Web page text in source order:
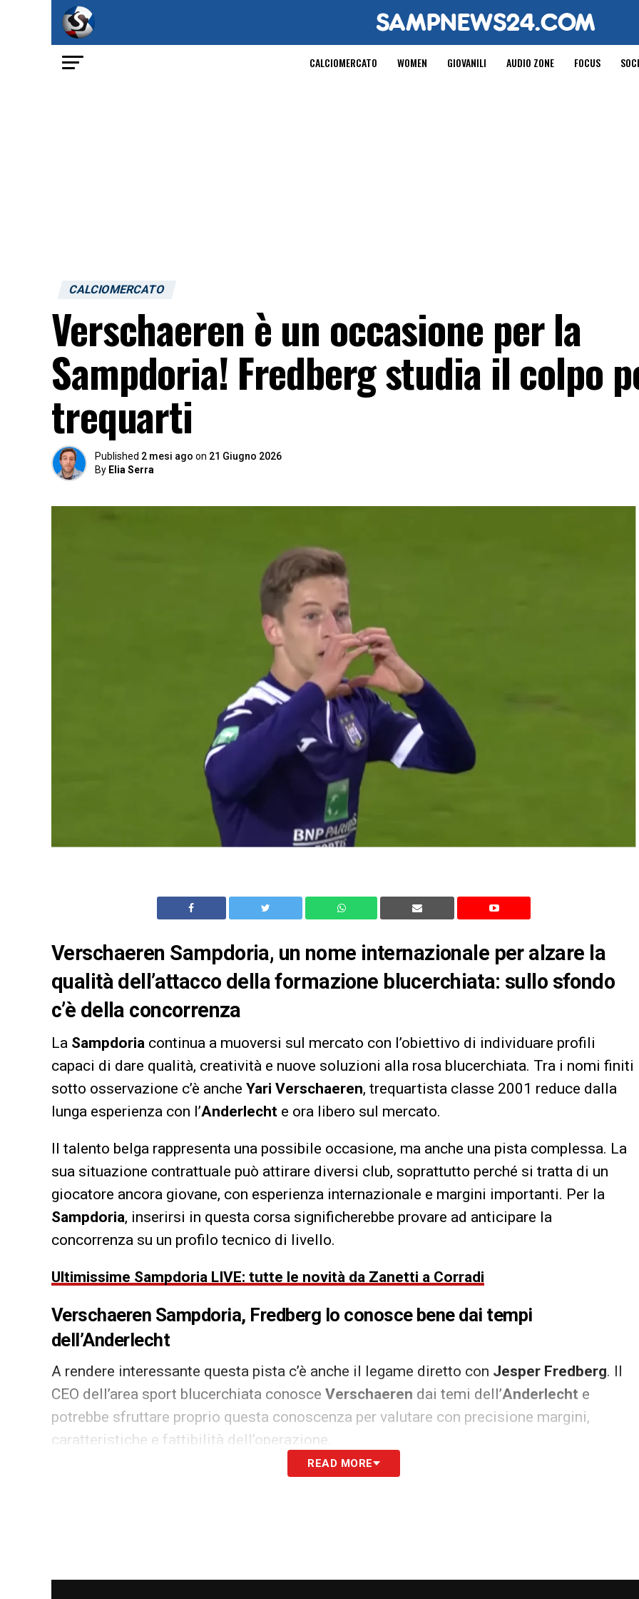
CALCIOMERCATO WOMEN GIOVANILI AUDIO ZONE FOCUS
CALCIOMERCATO
Verschaeren è un occasione per la
Sampdoria! Fredberg studia il colpo
trequarti
Published 2 mesi ago on 21 Giugno 2026
By Elia Serra
Verschaeren Sampdoria, un nome internazionale per alzare la
qualità dell’attacco della formazione blucerchiata: sullo sfondo
c’è della concorrenza
La Sampdoria continua a muoversi sul mercato con l’obiettivo di individuare profili
capaci di dare qualità, creatività e nuove soluzioni alla rosa blucerchiata. Tra i nomi finiti
sotto osservazione c’è anche Yari Verschaeren, trequartista classe 2001 reduce dalla
lunga esperienza con l’Anderlecht e ora libero sul mercato.
Il talento belga rappresenta una possibile occasione, ma anche una pista complessa. La
sua situazione contrattuale può attirare diversi club, soprattutto perché si tratta di un
giocatore ancora giovane, con esperienza internazionale e margini importanti. Per la
Sampdoria, inserirsi in questa corsa significherebbe provare ad anticipare la
concorrenza su un profilo tecnico di livello.
Ultimissime Sampdoria LIVE: tutte le novità da Zanetti a Corradi
Verschaeren Sampdoria, Fredberg lo conosce bene dai tempi
dell’Anderlecht
A rendere interessante questa pista c’è anche il legame diretto con Jesper Fredberg. Il
CEO dell’area sport blucerchiata conosce Verschaeren dai temi dell’Anderlecht e
potrebbe sfruttare proprio questa conoscenza per valutare con precisione margini,
caratteristiche e fattibilità dell’operazione.
cerca giocatori in grado di portare idee tra le linee e il belga risponde a un
Verschaeren, la concorrenza dalla Spagna complica la pista
READ MORE